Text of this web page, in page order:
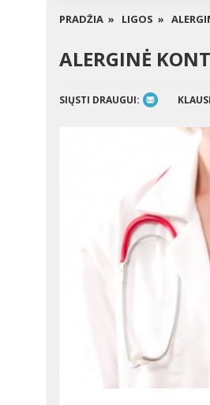
PRADŽIA » LIGOS »
ALERGINĖ
SIŲSTI DRAUGUI: